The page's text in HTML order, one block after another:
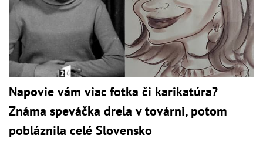
Napovie vám viac fotka či karikatúra?
Známa speváčka drela v továrni, potom
pobláznila celé Slovensko